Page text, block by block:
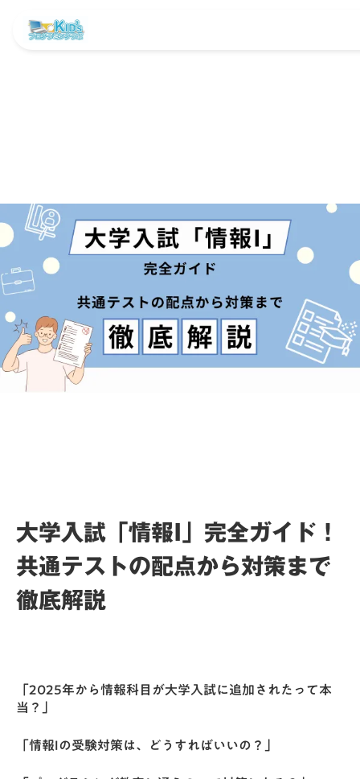
大学入試「情報I」完全ガイド！
共通テストの配点から対策まで
徹底解説
「2025年から情報科目が大学入試に追加されたって本
当？」
「情報Iの受験対策は、どうすればいいの？」